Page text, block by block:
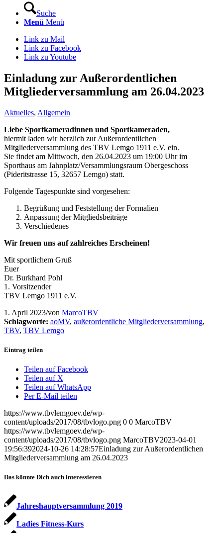
Suche
Menü Menü
Link zu Mail
Link zu Facebook
Link zu Youtube
Einladung zur Außerordentlichen
Mitgliederversammlung am 26.04.2023
Aktuelles, Allgemein
Liebe Sportkameradinnen und Sportkameraden,
hiermit laden wir herzlich zur Außerordentlichen
Mitgliederversammlung des TBV Lemgo 1911 e.V. ein.
Sie findet am Mittwoch, den 26.04.2023 um 19:00 Uhr im
Sporthaus am Jahnplatz/Versammlungsraum Obergeschoss
(Pideritstrasse 15, 32657 Lemgo) statt.
Folgende Tagespunkte sind vorgesehen:
Begrüßung und Feststellung der Formalien
Anpassung der Mitgliedsbeiträge
Verschiedenes
Wir freuen uns auf zahlreiches Erscheinen!
Mit sportlichem Gruß
Euer
Dr. Burkhard Pohl
1. Vorsitzender
TBV Lemgo 1911 e.V.
1. April 2023/von MarcoTBV
Schlagworte: aoMV, außerordentliche Mitgliederversammlung,
TBV, TBV Lemgo
Eintrag teilen
Teilen auf Facebook
Teilen auf X
Teilen auf WhatsApp
Per E-Mail teilen
https://www.tbvlemgoev.de/wp-
content/uploads/2017/08/tbvlogo.png 0 0 MarcoTBV
https://www.tbvlemgoev.de/wp-
content/uploads/2017/08/tbvlogo.png MarcoTBV2023-04-01
19:56:392024-10-26 14:28:57Einladung zur Außerordentlichen
Mitgliederversammlung am 26.04.2023
Das könnte Dich auch interessieren
Jahreshauptversammlung 2019
Ladies Fitness-Kurs